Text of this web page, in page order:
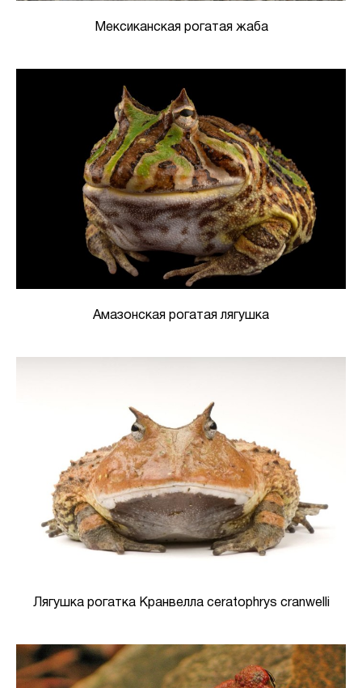
Мексиканская рогатая жаба
Амазонская рогатая лягушка
Лягушка рогатка Кранвелла ceratophrys cranwelli